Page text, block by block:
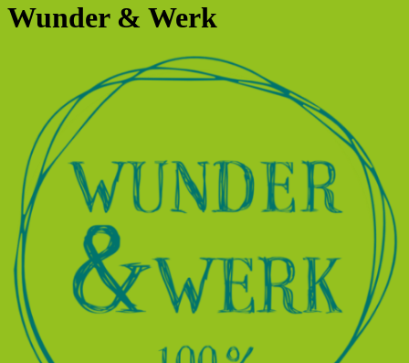
Wunder & Werk